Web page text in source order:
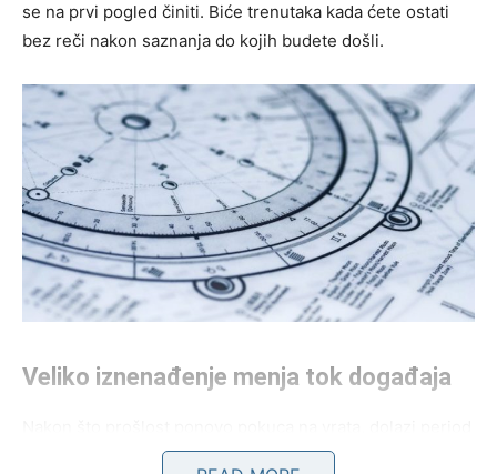
se na prvi pogled činiti. Biće trenutaka kada ćete ostati
bez reči nakon saznanja do kojih budete došli.
Veliko iznenađenje menja tok događaja
velikih iznenađenja. Device će se naći u situacijama koje